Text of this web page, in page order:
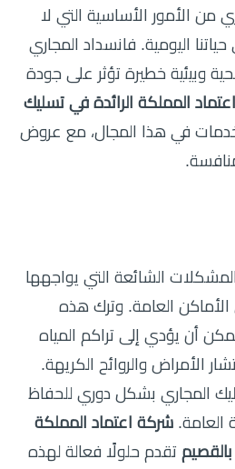
من الأمور الأساسية التي لا
اليومية. فانسداد المجاري
وبيئية خطيرة تؤثر على جودة
المملكة الرائدة في تسليك
في هذا المجال، مع عروض
الشائعة التي يواجهها
الأماكن العامة. وترك هذه
أن يؤدي إلى تراكم المياه
الأمراض والروائح الكريهة.
المجاري بشكل دوري للحفاظ
العامة. شركة اعتماد المملكة
تقدم حلولًا فعالة لهذه